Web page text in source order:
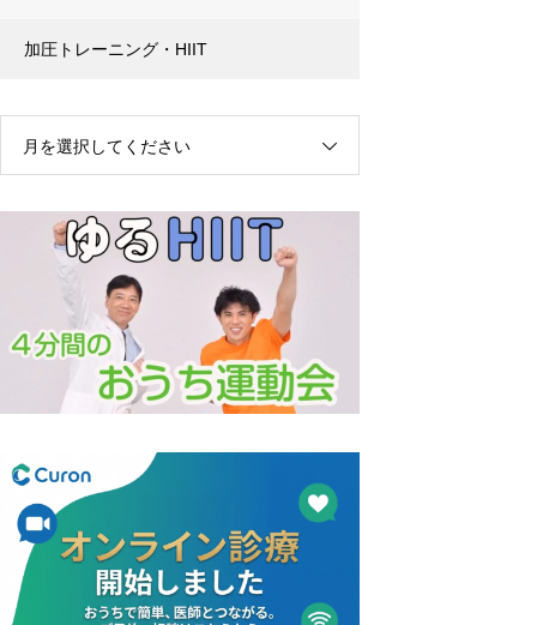
加圧トレーニング・HIIT
月を選択してください